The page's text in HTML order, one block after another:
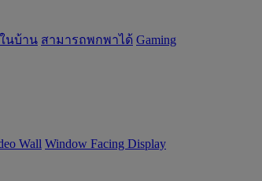
นบ้าน สามารถพกพาได้ Gaming
Wall Window Facing Display